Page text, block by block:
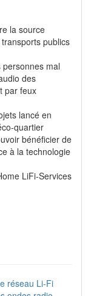
la source
publics
mal
des
par feux
lancé en
quartier
bénéficier de
à la technologie
LiFi-Services
réseau Li-Fi